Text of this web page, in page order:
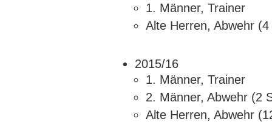
1. Männer, Trainer
Alte Herren, Abwehr
2015/16
1. Männer, Trainer
2. Männer, Abwehr (2
Alte Herren, Abwehr